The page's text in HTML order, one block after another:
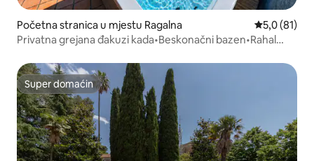
Početna stranica u mjestu Ragalna prosječna
5,0 (81)
Privatna grejana đakuzi kada•Beskonačni bazen•Rahal
Super domaćin
Super domaćin